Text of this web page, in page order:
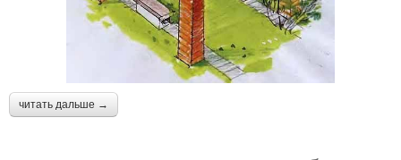
читать дальше →